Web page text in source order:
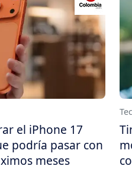
el iPhone 17
podría pasar con
meses